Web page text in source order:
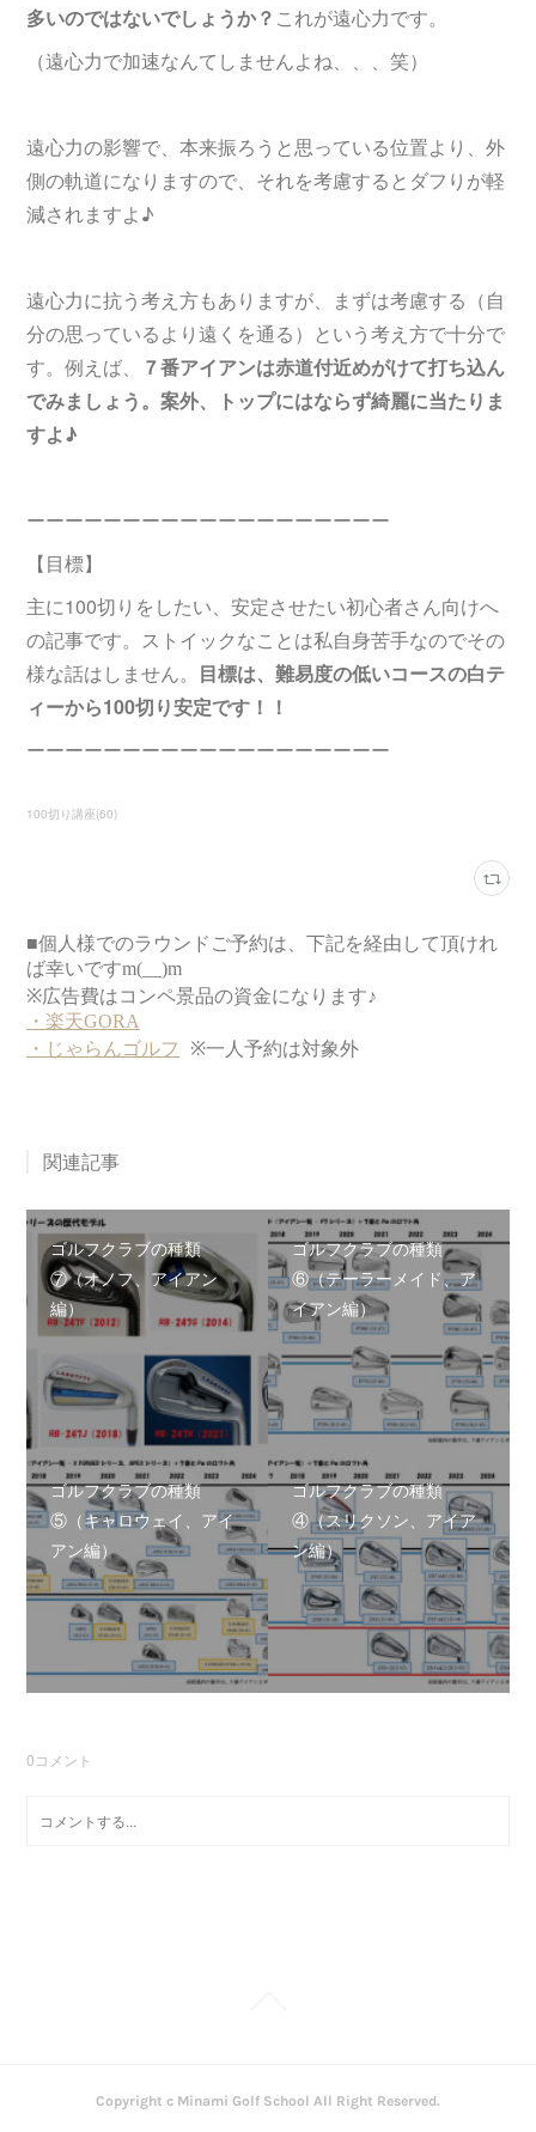
多いのではないでしょうか？ これが遠心力です。
（遠心力で加速なんてしませんよね、、、笑）
遠心力の影響で、本来振ろうと思っている位置より、外
側の軌道になりますので、それを考慮するとダフりが軽
減されますよ♪
遠心力に抗う考え方もありますが、まずは考慮する（自
分の思っているより遠くを通る）という考え方で十分で
す。例えば、
７番アイアンは赤道付近めがけて打ち込ん
でみましょう。案外、トップにはならず綺麗に当たりま
すよ♪
ーーーーーーーーーーーーーーーーーーー
【目標】
主に100切りをしたい、安定させたい初心者さん向けへ
の記事です。ストイックなことは私自身苦手なのでその
様な話はしません。 目標は、難易度の低いコースの白テ
ィーから100切り安定です！！
ーーーーーーーーーーーーーーーーーーー
100切り講座(60)
関連記事
ゴルフクラブの種類
⑦（オノフ、アイアン
編）
ゴルフクラブの種類
⑥（テーラーメイド、ア
イアン編）
ゴルフクラブの種類
⑤（キャロウェイ、アイ
アン編）
ゴルフクラブの種類
④（スリクソン、アイア
ン編）
0コメント
Copyright c Minami Golf School All Right Reserved.